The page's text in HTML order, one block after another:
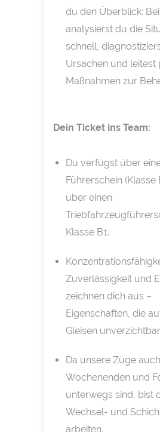
du den Überblick:
analysierst du die
schnell,
Ursachen und leitest
Maßnahmen zur
Dein Ticket ins Team:
Du verfügst über
Führerschein (Klasse
über einen
Klasse B1.
Zuverlässigkeit und
zeichnen dich aus –
Eigenschaften, die
Gleisen
Da unsere Züge
Wochenenden und
unterwegs sind, bist
Wechsel- und
arbeiten.